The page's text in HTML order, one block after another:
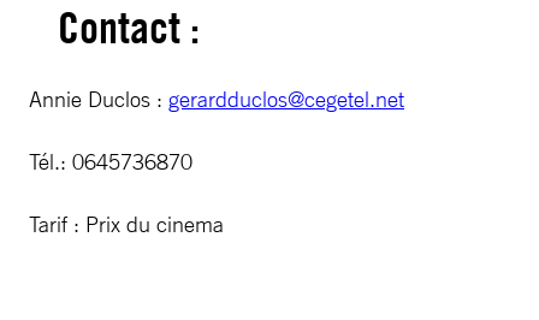
Contact :
Annie Duclos : gerardduclos@cegetel.net
Tél.: 0645736870
Tarif : Prix du cinema